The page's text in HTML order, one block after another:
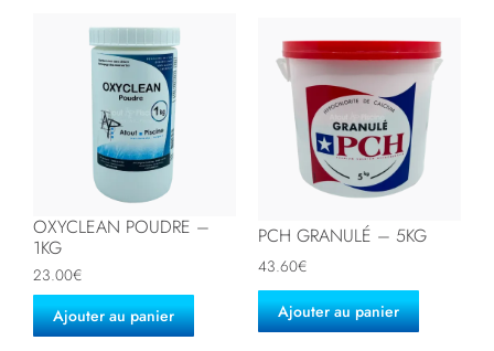
OXYCLEAN POUDRE –
1KG
23.00€
Ajouter au panier
PCH GRANULÉ – 5KG
43.60€
Ajouter au panier